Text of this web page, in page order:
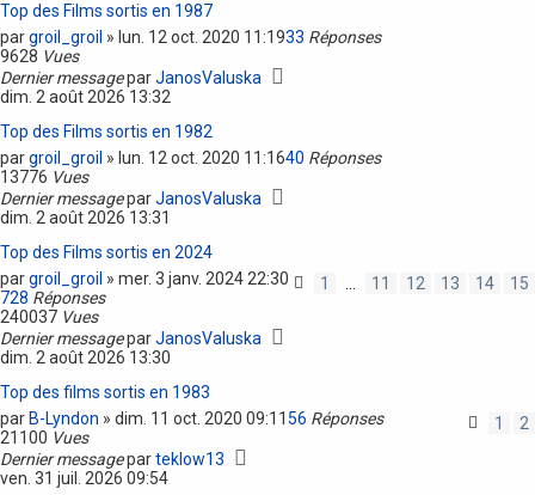
Top des Films sortis en 1987
pargroil_groil » lun. 12 oct. 2020 11:1933 Réponses
9628 Vues
Dernier messageparJanosValuska
dim. 2 août 2026 13:32
Top des Films sortis en 1982
pargroil_groil » lun. 12 oct. 2020 11:1640 Réponses
13776 Vues
Dernier messageparJanosValuska
dim. 2 août 2026 13:31
Top des Films sortis en 2024
pargroil_groil » mer. 3 janv. 2024 22:30 1 … 11 12 13 14 15
728 Réponses
240037 Vues
Dernier messageparJanosValuska
dim. 2 août 2026 13:30
Top des films sortis en 1983
par B-Lyndon » dim. 11 oct. 2020 09:11 1 2
56 Réponses
21100 Vues
Dernier messageparteklow13
ven. 31 juil. 2026 09:54